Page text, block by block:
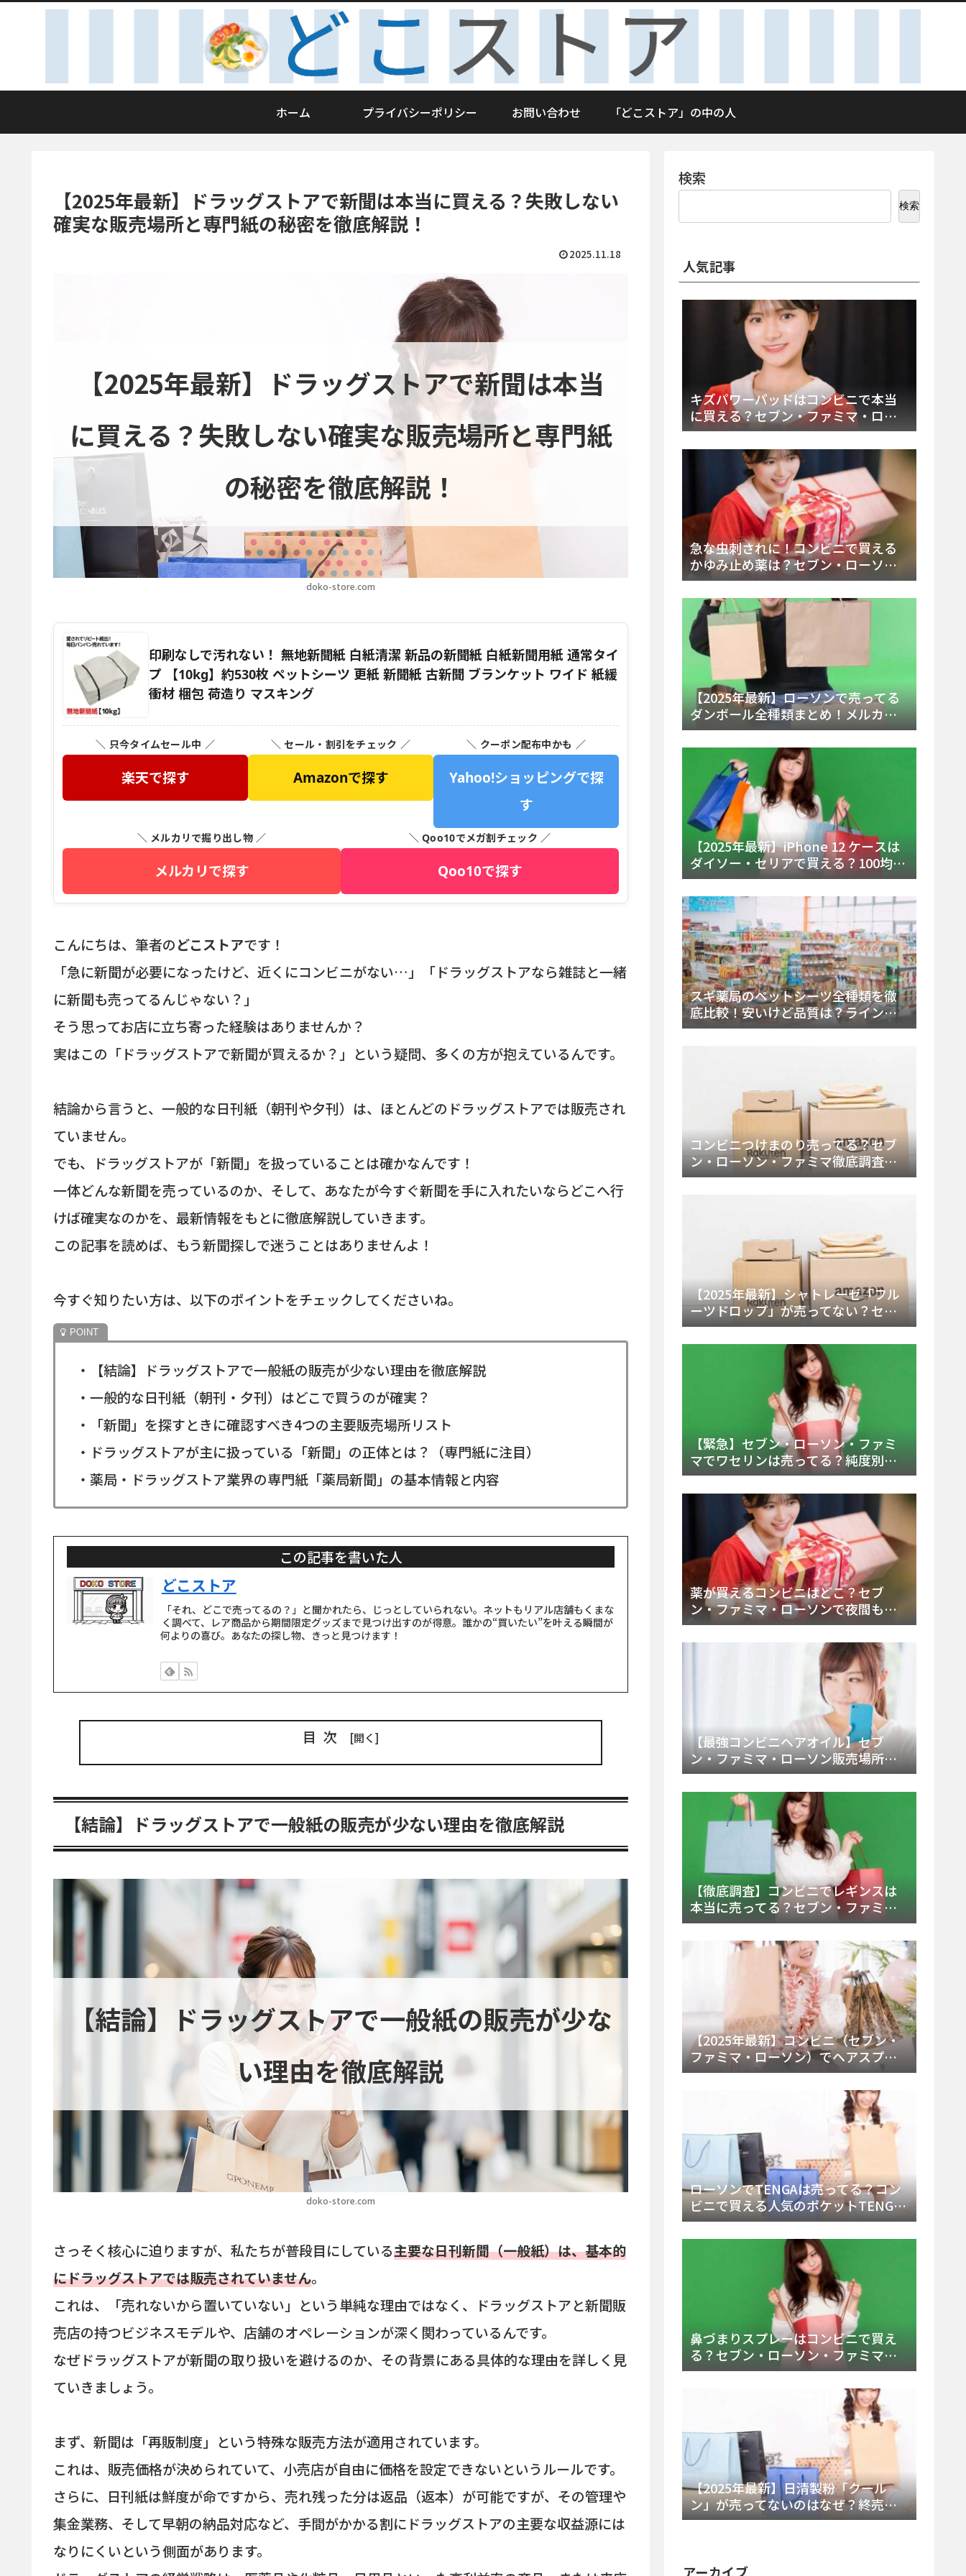
ホーム プライバシーポリシー お問い合わせ 「どこストア」の中の人
【2025年最新】ドラッグストアで新聞は本当に買える？失敗しない
確実な販売場所と専門紙の秘密を徹底解説！
2025.11.18
doko-store.com
【2025年最新】ドラッグストアで新聞は本当
に買える？失敗しない確実な販売場所と専門紙
の秘密を徹底解説！
印刷なしで汚れない！ 無地新聞紙 白紙清潔 新品の新聞紙 白紙新聞用紙 通常タイ
プ 【10kg】約530枚 ペットシーツ 更紙 新聞紙 古新聞 ブランケット ワイド 紙緩
衝材 梱包 荷造り マスキング
＼ 只今タイムセール中 ／
楽天で探す
＼ セール・割引をチェック ／
Amazonで探す
＼ クーポン配布中かも ／
Yahoo!ショッピングで探
す
＼ メルカリで掘り出し物 ／
メルカリで探す
＼ Qoo10でメガ割チェック ／
Qoo10で探す
こんにちは、筆者のどこストアです！
「急に新聞が必要になったけど、近くにコンビニがない…」「ドラッグストアなら雑誌と一緒
に新聞も売ってるんじゃない？」
そう思ってお店に立ち寄った経験はありませんか？
実はこの「ドラッグストアで新聞が買えるか？」という疑問、多くの方が抱えているんです。
結論から言うと、一般的な日刊紙（朝刊や夕刊）は、ほとんどのドラッグストアでは販売され
ていません。
でも、ドラッグストアが「新聞」を扱っていることは確かなんです！
一体どんな新聞を売っているのか、そして、あなたが今すぐ新聞を手に入れたいならどこへ行
けば確実なのかを、最新情報をもとに徹底解説していきます。
この記事を読めば、もう新聞探しで迷うことはありませんよ！
今すぐ知りたい方は、以下のポイントをチェックしてくださいね。
・【結論】ドラッグストアで一般紙の販売が少ない理由を徹底解説
・一般的な日刊紙（朝刊・夕刊）はどこで買うのが確実？
・「新聞」を探すときに確認すべき4つの主要販売場所リスト
・ドラッグストアが主に扱っている「新聞」の正体とは？（専門紙に注目）
・薬局・ドラッグストア業界の専門紙「薬局新聞」の基本情報と内容
この記事を書いた人
どこストア
「それ、どこで売ってるの？」と聞かれたら、じっとしていられない。ネットもリアル店舗もくまな
く調べて、レア商品から期間限定グッズまで見つけ出すのが得意。誰かの“買いたい”を叶える瞬間が
何よりの喜び。あなたの探し物、きっと見つけます！
目次
【結論】ドラッグストアで一般紙の販売が少ない理由を徹底解説
doko-store.com
【結論】ドラッグストアで一般紙の販売が少な
い理由を徹底解説
さっそく核心に迫りますが、私たちが普段目にしている主要な日刊新聞（一般紙）は、基本的
にドラッグストアでは販売されていません。
これは、「売れないから置いていない」という単純な理由ではなく、ドラッグストアと新聞販
売店の持つビジネスモデルや、店舗のオペレーションが深く関わっているんです。
なぜドラッグストアが新聞の取り扱いを避けるのか、その背景にある具体的な理由を詳しく見
ていきましょう。
まず、新聞は「再販制度」という特殊な販売方法が適用されています。
これは、販売価格が決められていて、小売店が自由に価格を設定できないというルールです。
さらに、日刊紙は鮮度が命ですから、売れ残った分は返品（返本）が可能ですが、その管理や
集金業務、そして早朝の納品対応など、手間がかかる割にドラッグストアの主要な収益源には
なりにくいという側面があります。
検索
検索
人気記事
キズパワーパッドはコンビニで本当
に買える？セブン・ファミマ・ロー
ソン徹底調査＆値段と種類別販売場
所まとめ
急な虫刺されに！コンビニで買える
かゆみ止め薬は？セブン・ローソ
ン・ファミマの販売状況と定番商品
まとめ
【2025年最新】ローソンで売ってる
ダンボール全種類まとめ！メルカリ
便・ゆうパック対応サイズと価格を
徹底解説
【2025年最新】iPhone 12 ケースは
ダイソー・セリアで買える？100均の
在庫状況と失敗しない選び方を徹底
解説！
スギ薬局のペットシーツ全種類を徹
底比較！安いけど品質は？ラインナ
ップと販売店（Amazon・楽天含む）
コンビニつけまのり売ってる？セブ
ン・ローソン・ファミマ徹底調査！
ドンキや薬局、Amazon楽天で買う方
【2025年最新】シャトレーゼ「フル
ーツドロップ」が売ってない？セブ
ンでの販売終了理由と代替アイスを
徹底解説！
【緊急】セブン・ローソン・ファミ
マでワセリンは売ってる？純度別お
すすめ品と販売場所を徹底まとめ
薬が買えるコンビニはどこ？セブ
ン・ファミマ・ローソンで夜間も買
える市販薬の種類と販売店の探し方
【2025年最新】
【最強コンビニヘアオイル】セブ
ン・ファミマ・ローソン販売場所
は？今すぐ買えるおすすめ市販品を
徹底調査！
【徹底調査】コンビニでレギンスは
本当に売ってる？セブン・ファミ
マ・ローソンの取扱店舗とメーカ
ー・内容物を詳しく調べてみた！
【2025年最新】コンビニ（セブン・
ファミマ・ローソン）でヘアスプレ
ーは売ってる？販売場所と買える種
ローソンでTENGAは売ってる？コン
ビニで買える人気のポケットTENGA
とエッグの取り扱い店舗と陳列場所
を徹底解説！
鼻づまりスプレーはコンビニで買え
る？セブン・ローソン・ファミマの
販売時間と主要製品を徹底解説
【2025年最新】日清製粉「クール
ン」が売ってないのはなぜ？終売の
真相とレアチーズケーキ代替品・再
アーカイブ